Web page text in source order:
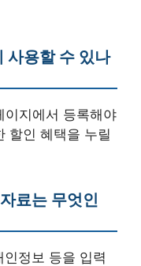
사용할 수 있나
지에서 등록해야
할인 혜택을 누릴
료는 무엇인
정보 등을 입력